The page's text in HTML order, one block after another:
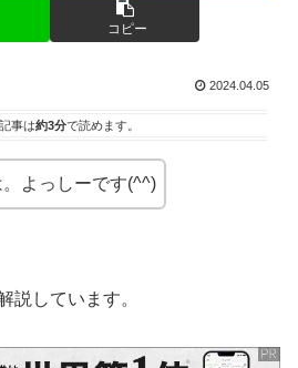
コピー
2024.04.05
事は約3分で読めます。
よっしーです(^^)
説しています。